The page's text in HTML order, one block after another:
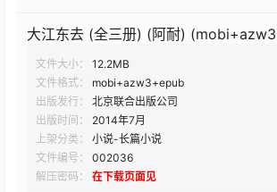
大江东去 (全三册) (阿耐)
文件大小：
12.2MB
文件格式：
mobi+azw3+epub
出版发行：
北京联合出版公司
出版时间：
2014年7月
上架分类：
小说-长篇小说
文件编号：
002036
解压密码：
在下载页面见